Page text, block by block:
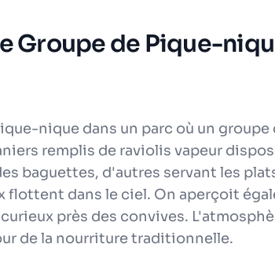
Groupe de Pique-
nique dans un parc où un
remplis de raviolis vapeur
baguettes, d'autres servant les
flottent dans le ciel. On aperçoit
près des convives.
de la nourriture traditionnelle.